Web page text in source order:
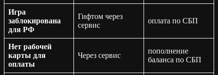
Игра
заблокирована
для РФ
Гифтом через
сервис
оплата по СБП
Нет рабочей
карты для
оплаты
Через сервис
пополнение
баланса по СБП